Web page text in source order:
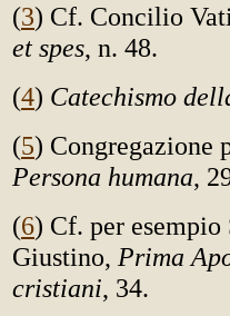
(3) Cf. Concilio
et spes, n. 48.
(4) Catechismo
(5) Congregazione
Persona humana,
(6) Cf. per esempio
Giustino, Prima
cristiani, 34.